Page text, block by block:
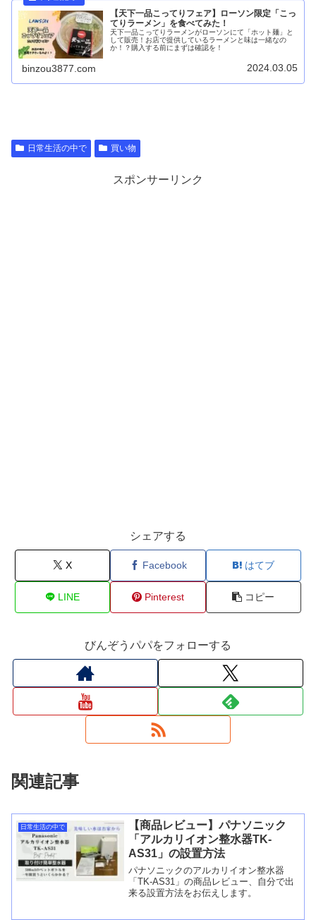
【天下一品こってりフェア】ローソン限定「こっ
てりラーメン」を食べてみた！
天下一品こってりラーメンがローソンにて「ホット麺」と
して販売！お店で提供しているラーメンと味は一緒なの
か！？購入する前にまずは確認を！
binzou3877.com 2024.03.05
日常生活の中で 買い物
スポンサーリンク
シェアする
X Facebook はてブ
LINE Pinterest コピー
びんぞうパパをフォローする
関連記事
日常生活の中で
【商品レビュー】パナソニック
「アルカリイオン整水器TK-
AS31」の設置方法
パナソニックのアルカリイオン整水器
「TK-AS31」の商品レビュー、自分で出
来る設置方法をお伝えします。